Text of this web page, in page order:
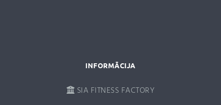
INFORMĀCIJA
SIA FITNESS FACTORY